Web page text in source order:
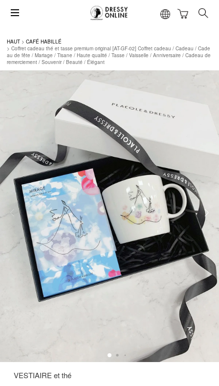
HAUT
CAFÉ HABILLÉ
Coffret cadeau thé et tasse premium original [AT-GF-02] Coffret cadeau / Cadeau / Cade
au de fête / Mariage / Tisane / Haute qualité / Tasse / Vaisselle / Anniversaire / Cadeau de
remerciement / Souvenir / Beauté / Élégant
VESTIAIRE et thé